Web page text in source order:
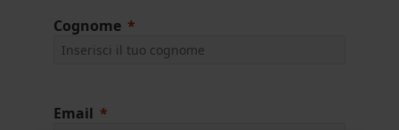
Cognome
Email